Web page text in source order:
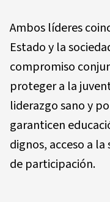
Ambos líderes
Estado y la
compromiso
proteger a la
liderazgo sano y
garanticen
dignos, acceso a
de participación.